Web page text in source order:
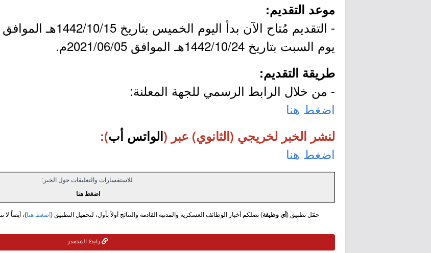
موعد التقديم:
يوم السبت بتاريخ 1442/10/24هـ الموافق 2021/06/05م.
طريقة التقديم:
- من خلال الرابط الرسمي للجهة المعلنة:
اضغط هنا
لنشر الخبر لخريجي (الثانوي) عبر (الواتس أب):
اضغط هنا
للاستفسارات والتعليقات حول الخبر:
اضغط هنا
حمّل تطبيق ( أي وظيفة) تصلكم أخبار الوظائف العسكرية والمدنية القادمة والنتائج أولاً بأول، لتحميل التطبيق ( اضغط هنا)، أيضاً لا
رابط المصدر